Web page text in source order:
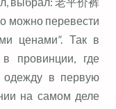
можно перевести
ценами”. Так в
провинции, где
одежду в первую
на самом деле